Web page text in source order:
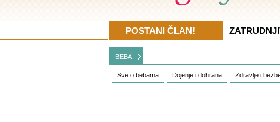
BEBA
Sve o bebama Dojenje i dohrana Zdravlje i
POSTANI ČLAN!